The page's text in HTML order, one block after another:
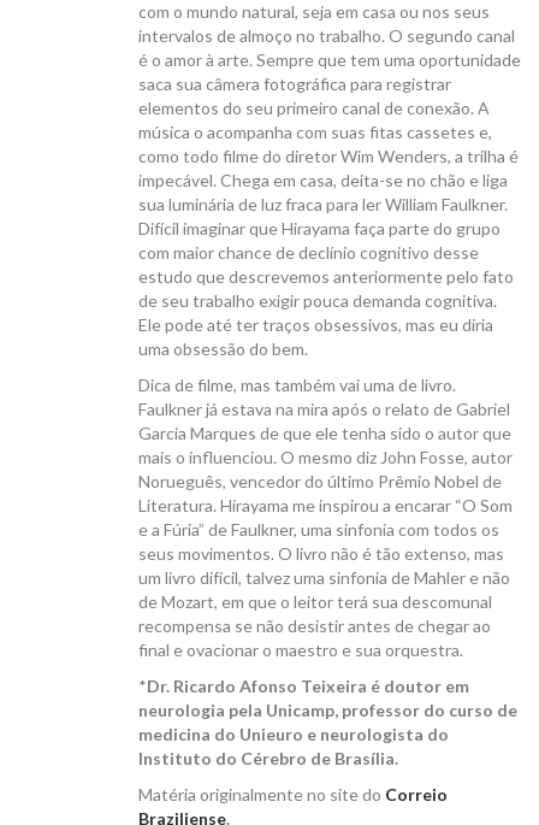
com o mundo natural, seja em casa ou nos seus
intervalos de almoço no trabalho. O segundo canal
é o amor à arte. Sempre que tem uma oportunidade
saca sua câmera fotográfica para registrar
elementos do seu primeiro canal de conexão. A
música o acompanha com suas fitas cassetes e,
como todo filme do diretor Wim Wenders, a trilha é
impecável. Chega em casa, deita-se no chão e liga
sua luminária de luz fraca para ler William Faulkner.
Difícil imaginar que Hirayama faça parte do grupo
com maior chance de declínio cognitivo desse
estudo que descrevemos anteriormente pelo fato
de seu trabalho exigir pouca demanda cognitiva.
Ele pode até ter traços obsessivos, mas eu diria
uma obsessão do bem.
Dica de filme, mas também vai uma de livro.
Faulkner já estava na mira após o relato de Gabriel
Garcia Marques de que ele tenha sido o autor que
mais o influenciou. O mesmo diz John Fosse, autor
Norueguês, vencedor do último Prêmio Nobel de
Literatura. Hirayama me inspirou a encarar “O Som
e a Fúria” de Faulkner, uma sinfonia com todos os
seus movimentos. O livro não é tão extenso, mas
um livro difícil, talvez uma sinfonia de Mahler e não
de Mozart, em que o leitor terá sua descomunal
recompensa se não desistir antes de chegar ao
final e ovacionar o maestro e sua orquestra.
*Dr. Ricardo Afonso Teixeira é doutor em
neurologia pela Unicamp, professor do curso de
medicina do Unieuro e neurologista do
Instituto do Cérebro de Brasília.
Matéria originalmente no site do Correio
Braziliense.